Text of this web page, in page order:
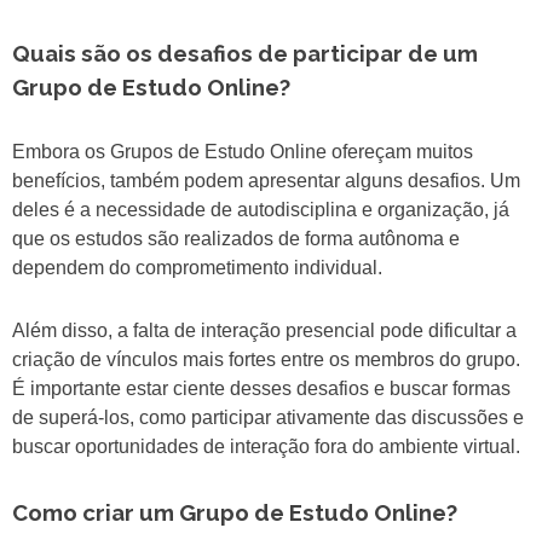
Quais são os desafios de participar de um
Grupo de Estudo Online?
Embora os Grupos de Estudo Online ofereçam muitos
benefícios, também podem apresentar alguns desafios. Um
deles é a necessidade de autodisciplina e organização, já
que os estudos são realizados de forma autônoma e
dependem do comprometimento individual.
Além disso, a falta de interação presencial pode dificultar a
criação de vínculos mais fortes entre os membros do grupo.
É importante estar ciente desses desafios e buscar formas
de superá-los, como participar ativamente das discussões e
buscar oportunidades de interação fora do ambiente virtual.
Como criar um Grupo de Estudo Online?